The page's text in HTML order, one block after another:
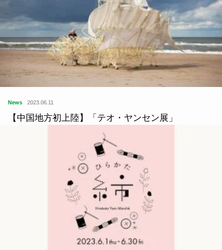
News 2023.06.11
【中国地方初上陸】「テオ・ヤンセン展」